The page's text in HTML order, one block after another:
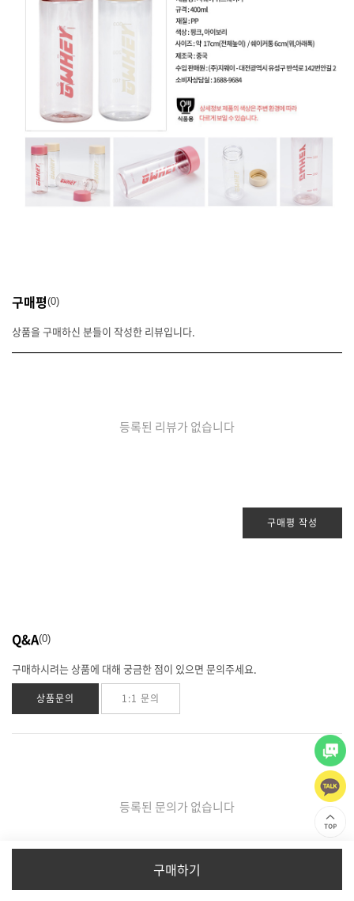
구매평 0
상품을 구매하신 분들이 작성한 리뷰입니다.
등록된 리뷰가 없습니다
구매평 작성
Q&A 0
구매하시려는 상품에 대해 궁금한 점이 있으면 문의주세요.
상품문의 1:1 문의
등록된 문의가 없습니다
구매하기